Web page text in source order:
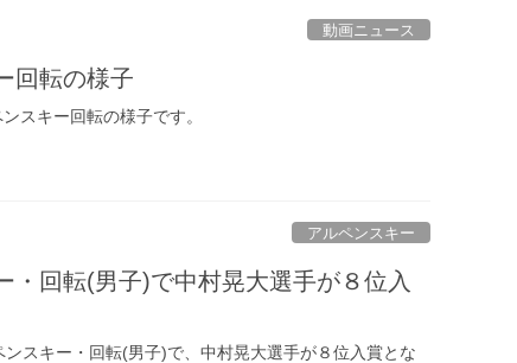
動画ニュース
回転の様子
スキー回転の様子です。
アルペンスキー
・回転(男子)で中村晃大選手が８位入
スキー・回転(男子)で、中村晃大選手が８位入賞とな